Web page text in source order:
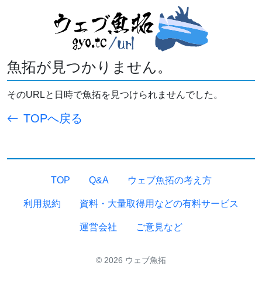
魚拓が見つかりません。
そのURLと日時で魚拓を見つけられませんでした。
TOPへ戻る
TOP Q&A ウェブ魚拓の考え方
利用規約 資料・大量取得用などの有料サービス
運営会社 ご意見など
© 2026 ウェブ魚拓